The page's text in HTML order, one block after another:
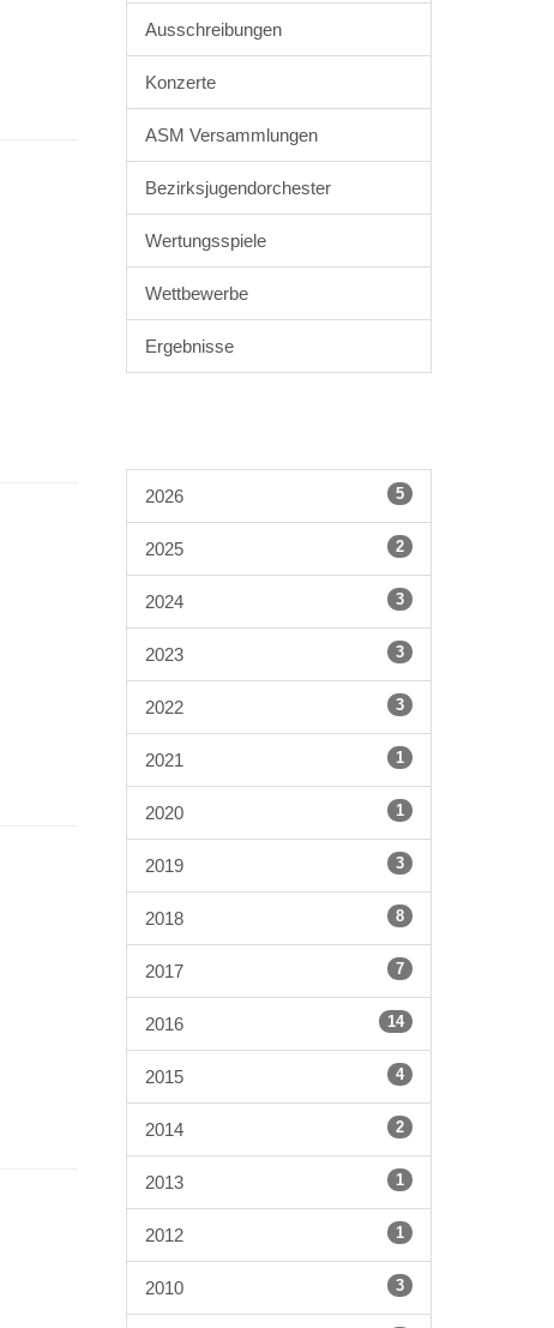
Ausschreibungen
Konzerte
ASM Versammlungen
Bezirksjugendorchester
Wertungsspiele
Wettbewerbe
Ergebnisse
2026 5
2025 2
2024 3
2023 3
2022 3
2021 1
2020 1
2019 3
2018 8
2017 7
2016 14
2015 4
2014 2
2013 1
2012 1
2010 3